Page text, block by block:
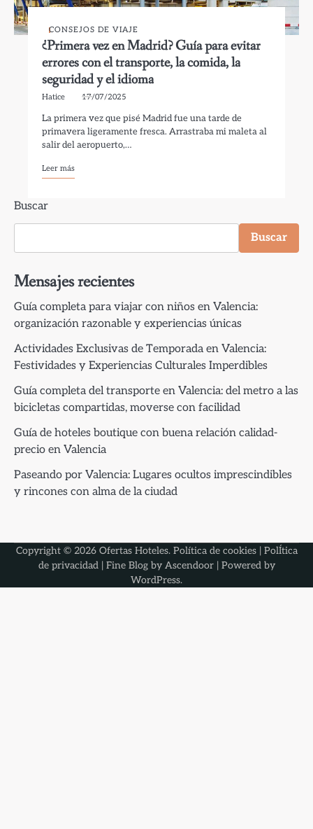
CONSEJOS DE VIAJE
¿Primera vez en Madrid? Guía para evitar
errores con el transporte, la comida, la
seguridad y el idioma
Hatice 17/07/2025
La primera vez que pisé Madrid fue una tarde de
primavera ligeramente fresca. Arrastraba mi maleta al
salir del aeropuerto,…
Leer más
Buscar
Buscar
Mensajes recientes
Guía completa para viajar con niños en Valencia:
organización razonable y experiencias únicas
Actividades Exclusivas de Temporada en Valencia:
Festividades y Experiencias Culturales Imperdibles
Guía completa del transporte en Valencia: del metro a las
bicicletas compartidas, moverse con facilidad
Guía de hoteles boutique con buena relación calidad-
precio en Valencia
Paseando por Valencia: Lugares ocultos imprescindibles
y rincones con alma de la ciudad
Copyright © 2026 Ofertas Hoteles. Política de cookies| PolÍtica
de privacidad| Fine Blog by Ascendoor| Powered by
WordPress.